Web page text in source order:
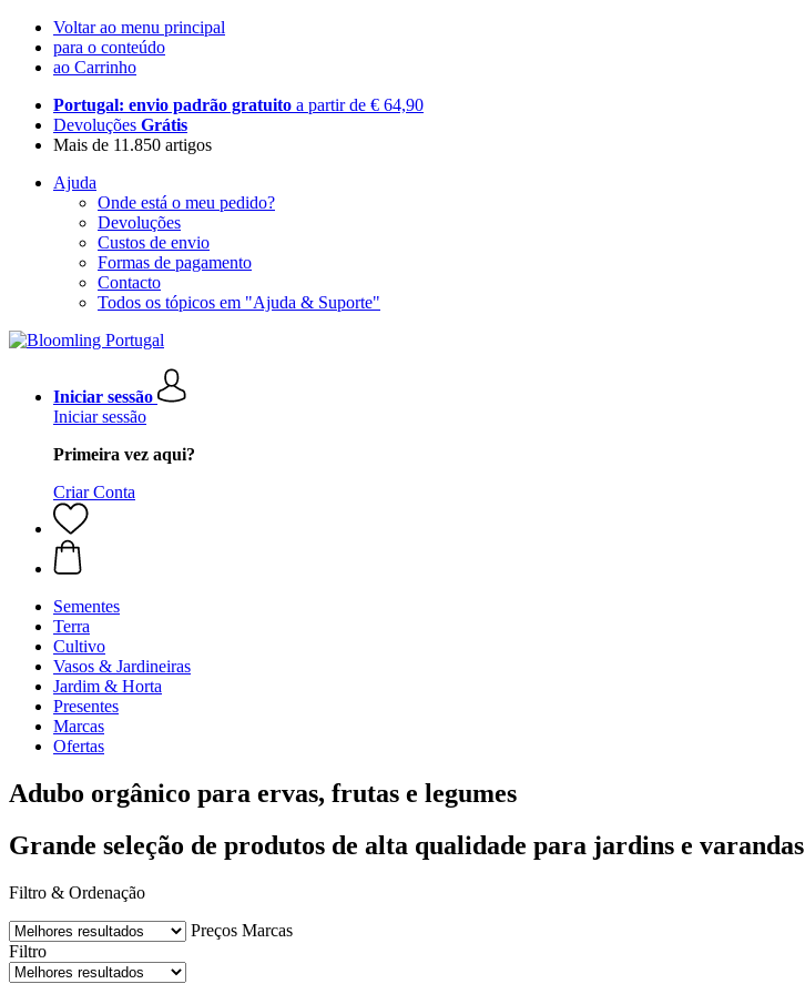
Voltar ao menu principal
para o conteúdo
ao Carrinho
Portugal: envio padrão gratuito a partir de € 64,90
Devoluções Grátis
Mais de 11.850 artigos
Ajuda
Onde está o meu pedido?
Devoluções
Custos de envio
Formas de pagamento
Contacto
Todos os tópicos em "Ajuda & Suporte"
Iniciar sessão
Iniciar sessão
Primeira vez aqui?
Criar Conta
Sementes
Terra
Cultivo
Vasos & Jardineiras
Jardim & Horta
Presentes
Marcas
Ofertas
Adubo orgânico para ervas, frutas e legumes
Grande seleção de produtos de alta qualidade para jardins e varandas
Filtro & Ordenação
Preços Marcas
Filtro